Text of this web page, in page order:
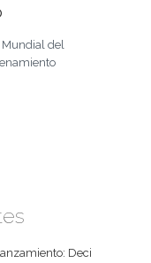
Mundial del
Deci